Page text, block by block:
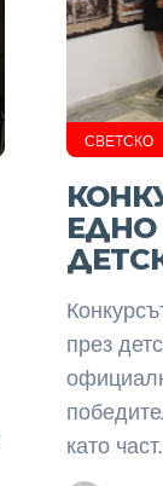
СВЕТСКО
ЕДНО
през
като